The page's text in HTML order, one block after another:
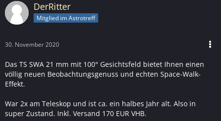
DerRitter
Mitglied im Astrotreff
30. November 2020
Das TS SWA 21 mm mit 100° Gesichtsfeld bietet Ihnen einen
völlig neuen Beobachtungsgenuss und echten Space-Walk-
Effekt.
War 2x am Teleskop und ist ca. ein halbes Jahr alt. Also in
super Zustand. Inkl. Versand 170 EUR VHB.